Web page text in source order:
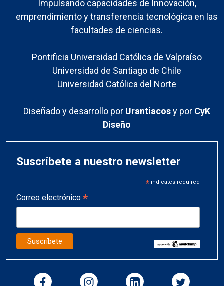
Impulsando capacidades de Innovación,
emprendimiento y transferencia tecnológica en las
facultades de ciencias.
Pontificia Universidad Católica de Valpraíso
Universidad de Santiago de Chile
Universidad Católica del Norte
Diseñado y desarrollo por Urantiacosy por CyK
Diseño
Suscríbete a nuestro newsletter
*indicates required
Correo electrónico *